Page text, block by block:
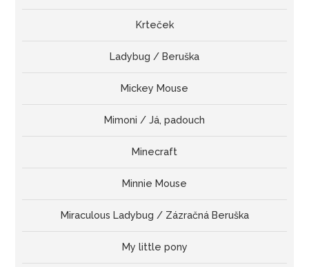
Krteček
Ladybug / Beruška
Mickey Mouse
Mimoni / Já, padouch
Minecraft
Minnie Mouse
Miraculous Ladybug / Zázračná Beruška
My little pony